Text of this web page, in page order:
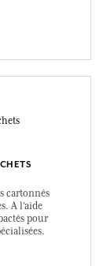
cartonnés
A l’aide
pour